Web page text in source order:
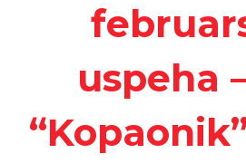
uspeha